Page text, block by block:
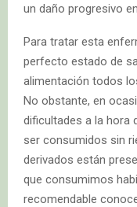
un daño progresivo
Para tratar esta
perfecto estado de
alimentación todos
No obstante, en
dificultades a la hora
ser consumidos sin
derivados están
que consumimos
recomendable